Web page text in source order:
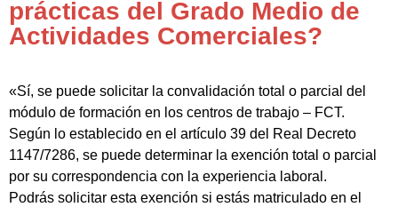
prácticas del Grado Medio de
Actividades Comerciales?
«Sí, se puede solicitar la convalidación total o parcial del
módulo de formación en los centros de trabajo – FCT.
Según lo establecido en el artículo 39 del Real Decreto
1147/7286, se puede determinar la exención total o parcial
por su correspondencia con la experiencia laboral.
Podrás solicitar esta exención si estás matriculado en el